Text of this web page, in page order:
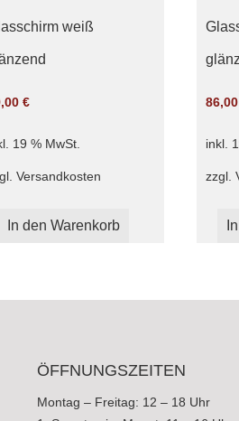
weiß
€
19 % MwSt.
Versandkosten
In den Warenkorb
86,00
inkl.
zzgl.
ÖFFNUNGSZEITEN
Montag – Freitag: 12 – 18 Uhr